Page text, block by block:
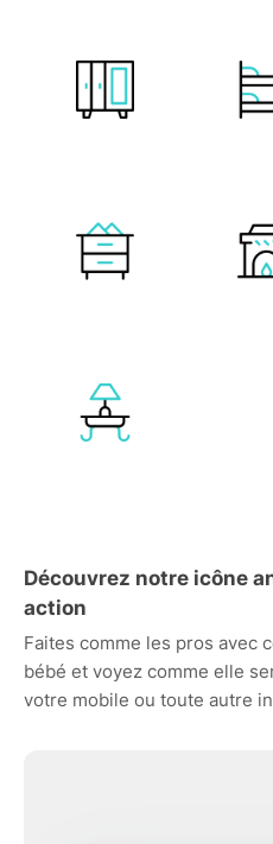
Découvrez notre icône
action
Faites comme les pros avec
bébé et voyez comme elle
votre mobile ou toute autre